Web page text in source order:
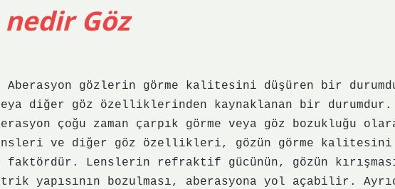
Göz
Aberasyon gözlerin görme kalitesini düşüren bir
diğer göz özelliklerinden kaynaklanan bir
çoğu zaman çarpık görme veya göz bozukluğu
ve diğer göz özellikleri, gözün görme kalitesini
Lenslerin refraktif gücünün, gözün
yapısının bozulması, aberasyona yol açabilir.